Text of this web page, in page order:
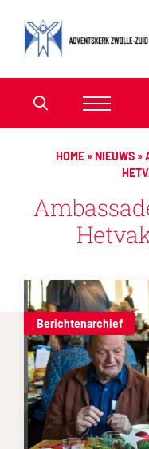
HOME»NIEUWS»
Berichtenarchief